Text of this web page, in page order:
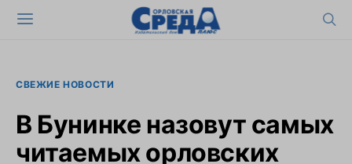
СВЕЖИЕ НОВОСТИ
В Бунинке назовут самых
читаемых орловских